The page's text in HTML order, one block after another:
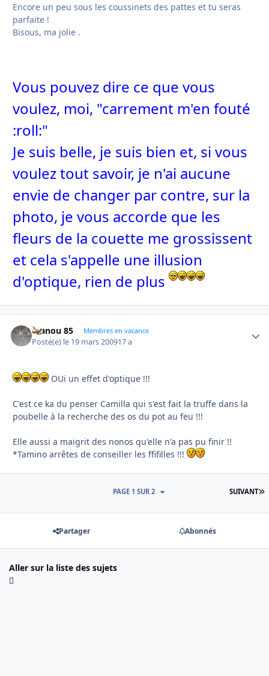
Encore un peu sous les coussinets des pattes et tu seras
parfaite !
Bisous, ma jolie .
Vous pouvez dire ce que vous
voulez, moi, "carrement m'en fouté
:roll:"
Je suis belle, je suis bien et, si vous
voulez tout savoir, je n'ai aucune
envie de changer par contre, sur la
photo, je vous accorde que les
fleurs de la couette me grossissent
et cela s'appelle une illusion
d'optique, rien de plus
manou 85 Membres en vacance
Posté(e) le 19 mars 200917 a
OUi un effet d'optique !!!
C'est ce ka du penser Camilla qui s'est fait la truffe dans la
poubelle à la recherche des os du pot au feu !!!
Elle aussi a maigrit des nonos qu'elle n'a pas pu finir !!
*Tamino arrêtes de conseiller les ffifilles !!!
SUIVANT
PAGE 1 SUR 2
Partager Abonnés
Aller sur la liste des sujets